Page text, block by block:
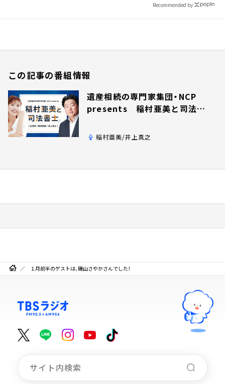
Recommended by
この記事の番組情報
遺産相続の専門家集団・NCP
presents 稲村亜美と司法書
稲村亜美/井上真之
１月前半のゲストは、磯山さやかさんでした！